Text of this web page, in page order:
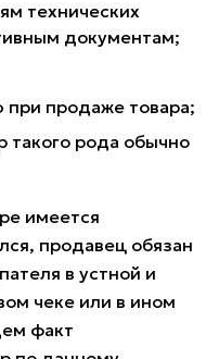
технических
документам;
при продаже товара;
такого рода обычно
имеется
продавец обязан
в устной и
чеке или в ином
факт